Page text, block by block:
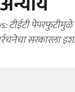
सरकारला